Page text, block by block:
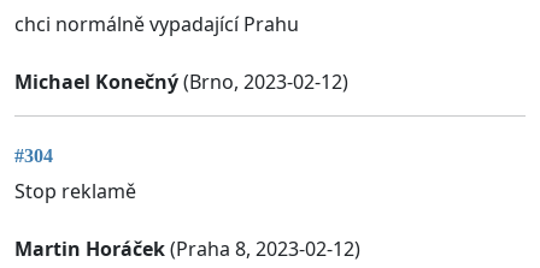
chci normálně vypadající Prahu
Michael Konečný(Brno, 2023-02-12)
#304
Stop reklamě
Martin Horáček(Praha 8, 2023-02-12)